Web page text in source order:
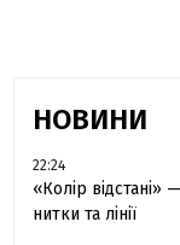
НОВИНИ
22:24
«Колір
нитки та лінії